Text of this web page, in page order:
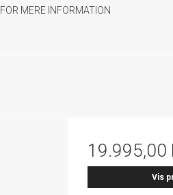
FOR MERE INFORMATION
19.995,00
Vis